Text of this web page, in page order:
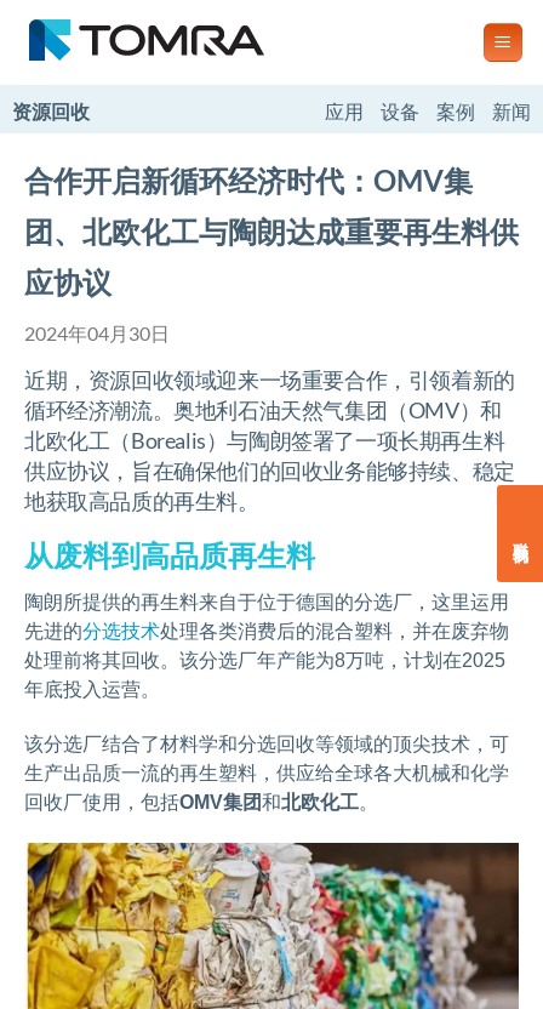
容资源回收 应用 设备 案例 新闻
合作开启新循环经济时代：OMV集
团、北欧化工与陶朗达成重要再生料供
应协议
2024年04月30日
近期，资源回收领域迎来一场重要合作，引领着新的
循环经济潮流。奥地利石油天然气集团（OMV）和
北欧化工（Borealis）与陶朗签署了一项长期再生料
供应协议，旨在确保他们的回收业务能够持续、稳定
地获取高品质的再生料。
从废料到高品质再生料
陶朗所提供的再生料来自于位于德国的分选厂，这里运用
先进的分选技术处理各类消费后的混合塑料，并在废弃物
处理前将其回收。该分选厂年产能为8万吨，计划在2025
年底投入运营。
该分选厂结合了材料学和分选回收等领域的顶尖技术，可
生产出品质一流的再生塑料，供应给全球各大机械和化学
回收厂使用，包括OMV集团和北欧化工。